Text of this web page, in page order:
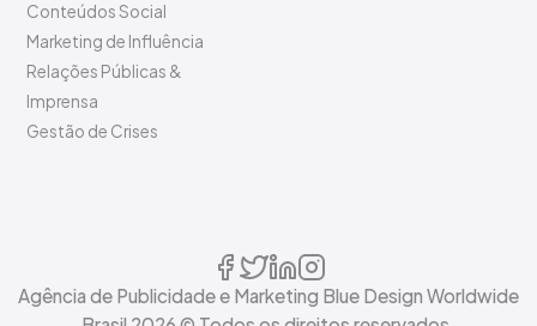
Conteúdos Social
Marketing de Influência
Relações Públicas &
Imprensa
Gestão de Crises
Agência de Publicidade e Marketing Blue Design Worldwide